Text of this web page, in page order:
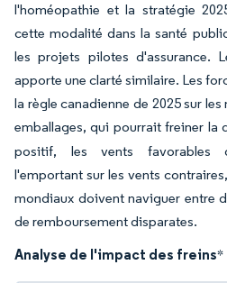
l'homéopathie et la stratégie
cette modalité dans la santé
les projets pilotes d'assurance.
apporte une clarté similaire. Les
la règle canadienne de 2025 sur
emballages, qui pourrait freiner la
positif, les vents favorables
l'emportant sur les vents
mondiaux doivent naviguer entre
de remboursement disparates.
Analyse de l'impact des freins*